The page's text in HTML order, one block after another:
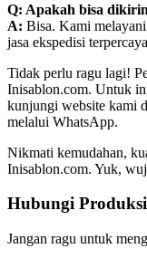
Q: Apakah bisa
A: Bisa. Kami
jasa ekspedisi
Tidak perlu ragu lagi!
Inisablon.com. Untuk
kunjungi website kami
melalui WhatsApp.
Nikmati kemudahan,
Inisablon.com. Yuk,
Hubungi
Jangan ragu untuk